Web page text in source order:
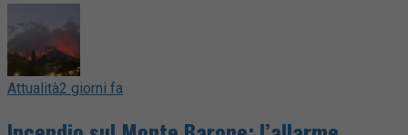
Attualità2 giorni fa